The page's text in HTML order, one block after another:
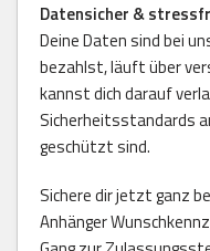
Datensicher &
Deine Daten sind bei
bezahlst, läuft über
kannst dich darauf
Sicherheitsstandards
geschützt sind.
Sichere dir jetzt ganz
Anhänger